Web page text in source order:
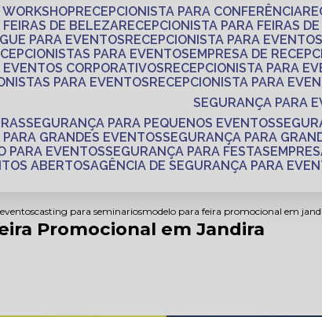
WORKSHOP
RECEPCIONISTA PARA CONFERÊNCIA
FEIRAS DE BELEZA
RECEPCIONISTA PARA FEIRAS
PARA EVENTOS
RECEPCIONISTA PARA
PARA EVENTOS
EMPRESA DE
EVENTOS CORPORATIVOS
RECEPCIONISTA PARA
PARA EVENTOS
RECEPCIONISTA PARA
SEGURANÇA PARA
SEGURANÇA PARA PEQUENOS EVENTOS
PARA GRANDES EVENTOS SEGURANÇA PARA
PARA EVENTOS SEGURANÇA PARA FESTAS
ABERTOS
AGÊNCIA DE SEGURANÇA PARA
casting para seminariosmodelo para feira promocional em
Promocional em Jandira